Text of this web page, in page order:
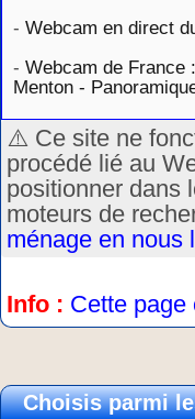
- Webcam en direct
- Webcam de France
Menton -
⚠️ Ce site ne
procédé lié au
positionner dans
moteurs de
ménage en nous
Info : Cette page
Choisis parmi